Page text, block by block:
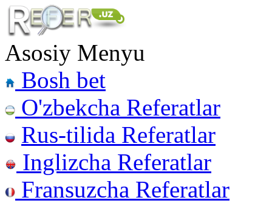
Asosiy Menyu
Bosh bet
O'zbekcha Referatlar
Rus-tilida Referatlar
Inglizcha Referatlar
Fransuzcha Referatlar